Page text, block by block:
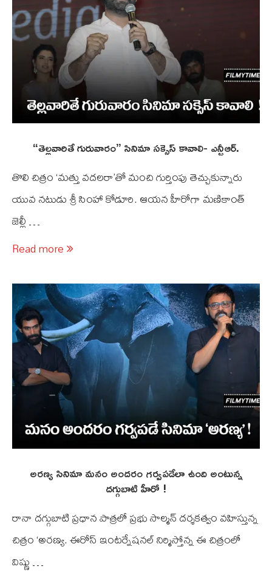
“తెల్లవారితే గురువారం” సినిమా సక్సెస్ కావాలి- ఎన్టీఆర్.
తొలి చిత్రం ‘మత్తు వదలరా’తో మంచి గుర్తింపు తెచ్చుకున్నారు
యువ నటుడు శ్రీ సింహా కోడూరి. ఆయ‌న హీరోగా మణికాంత్
జెల్లీ …
Read more
అరణ్య సినిమా మనం అందరం గర్వపడేలా ఉంది అంటున్న
దగ్గుబాటి హీరో !
రానా దగ్గుబాటి ప్రధాన పాత్రలో ప్రభు సాల్మన్‌ దర్శకత్వం వ‌హిస్తున్న
చిత్రం ‘అరణ్య. ఈరోస్ ఇంటర్నేషనల్ నిర్మిస్తోన్న ఈ చిత్రంలో
విష్ణు …